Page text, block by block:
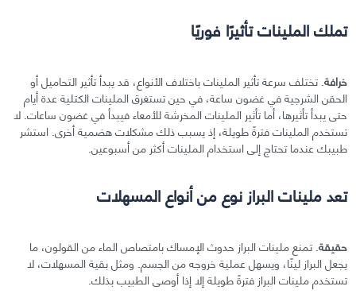
تملك الملينات تأثيرًا فوريًا
خرافة. تختلف سرعة تأثير الملينات باختلاف الأنواع، قد يبدأ تأثير التحاميل أو
الحقن الشرجية في غضون ساعة، في حين تستغرق الملينات الكتلية عدة أيام
حتى يبدأ تأثيرها، أما تأثير الملينات المخرشة للأمعاء فيبدأ في غضون ساعات. لا
تستخدم الملينات فترةً طويلة، إذ يسبب ذلك مشكلات هضمية أخرى. استشر
طبيبك عندما تحتاج إلى استخدام الملينات أكثر من أسبوعين.
تعد ملينات البراز نوع من أنواع المسهلات
حقيقة. تمنع ملينات البراز حدوث الإمساك بامتصاص الماء من القولون، ما
يجعل البراز لينًا، ويسهل عملية خروجه من الجسم. ومثل بقية المسهلات، لا
تستخدم ملينات البراز فترةً طويلة إلا إذا أوصى الطبيب بذلك.